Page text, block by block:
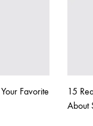
Favorite
15
About